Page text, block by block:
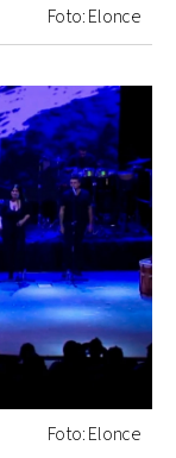
Foto: Elonce
Foto: Elonce